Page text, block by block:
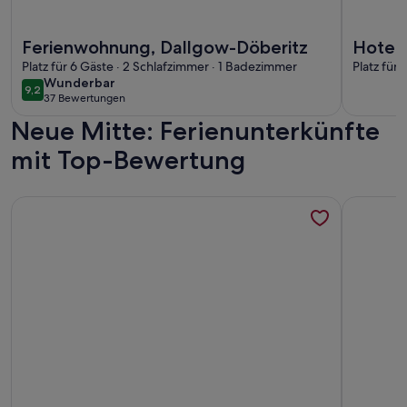
Ferienwohnung, Dallgow-Döberitz
Platz für 6 Gäste · 2 Schlafzimmer · 1 Badezimmer
9,29,2 von 10
Wunderbar
wunderbar
37 Bewertungen
(37
bewertungen)
Hotel
Platz für
Neue Mitte: Ferienunterkünfte
mit Top-Bewertung
Weitere Infos zu Ferienhaus 'Schatz' mit privater Terrasse